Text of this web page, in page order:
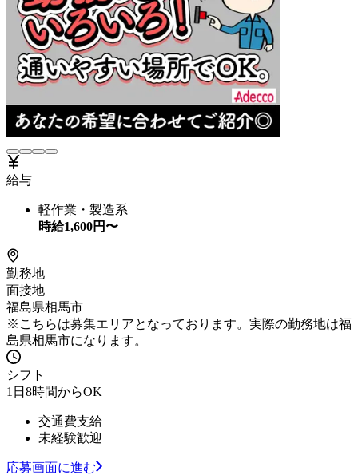
給与
軽作業・製造系
時給1,600円〜
勤務地
面接地
福島県相馬市
※こちらは募集エリアとなっております。実際の勤務地は福
島県相馬市になります。
シフト
1日8時間からOK
交通費支給
未経験歓迎
応募画面に進む